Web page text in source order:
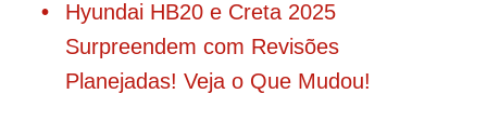
Hyundai HB20 e Creta 2025
Surpreendem com Revisões
Planejadas! Veja o Que Mudou!